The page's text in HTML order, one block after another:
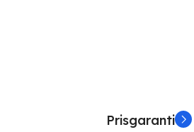
Prisgaranti